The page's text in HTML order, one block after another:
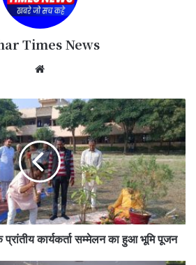
Times News
te
कार्यकर्ता सम्मेलन का हुआ भूमि पूजन